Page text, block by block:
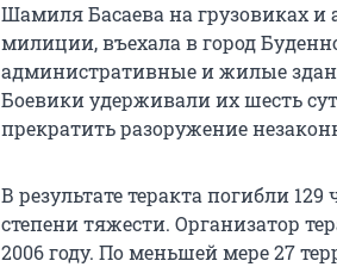
Шамиля Басаева на грузовиках
милиции, въехала в город
административные и жилые
Боевики удерживали их шесть
прекратить разоружение
В результате теракта погибли
степени тяжести. Организатор
2006 году. По меньшей мере 27